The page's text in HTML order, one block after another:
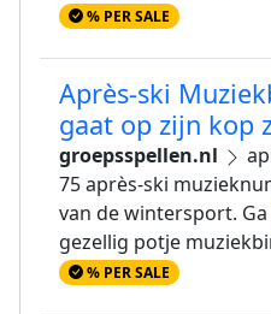
% PER SALE
Après-ski
gaat op zijn kop
groepsspellen.nl
75 après-ski
van de wintersport. Ga
gezellig potje
% PER SALE